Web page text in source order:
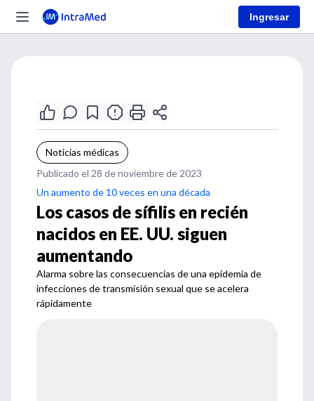
Ingresar
Noticias médicas
Publicado el 28 de noviembre de 2023
Un aumento de 10 veces en una década
Los casos de sífilis en recién
nacidos en EE. UU. siguen
aumentando
Alarma sobre las consecuencias de una epidemia de
infecciones de transmisión sexual que se acelera
rápidamente